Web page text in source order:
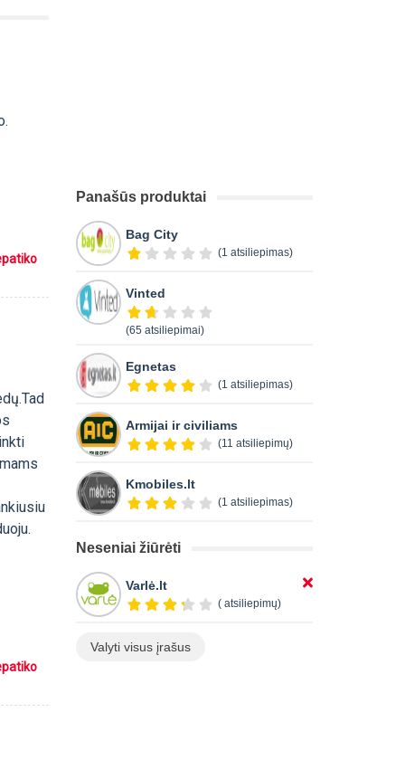
Panašūs produktai
Bag City
(1 atsiliepimas)
Vinted
(65 atsiliepimai)
Egnetas
(1 atsiliepimas)
Armijai ir civiliams
(11 atsiliepimų)
Kmobiles.lt
(1 atsiliepimas)
Neseniai žiūrėti
Varlė.lt
( atsiliepimų)
Valyti visus įrašus